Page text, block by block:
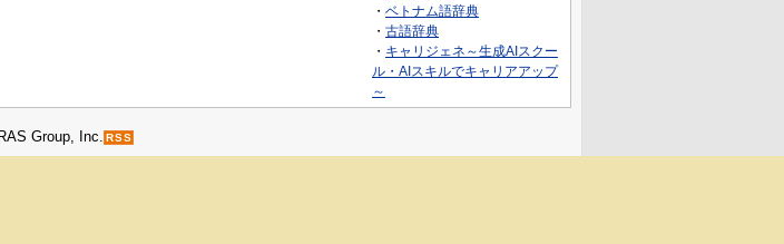
・ ベトナム語辞典
・ 古語辞典
・ キャリジェネ～生成AIスクー
ル・AIスキルでキャリアアップ
～
Group, Inc. RSS